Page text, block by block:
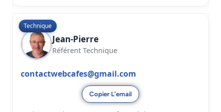
Technique
Jean-Pierre
Référent Technique
contactwebcafes@gmail.com
Copier L’email